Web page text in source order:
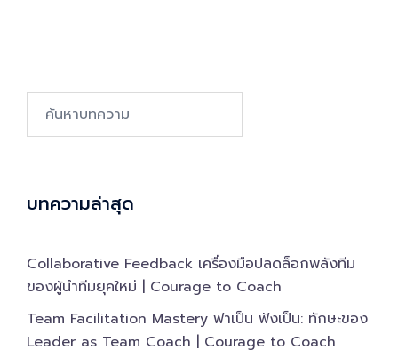
Search…
บทความล่าสุด
Collaborative Feedback เครื่องมือปลดล็อกพลังทีม
ของผู้นำทีมยุคใหม่ | Courage to Coach
Team Facilitation Mastery ฟาเป็น ฟังเป็น: ทักษะของ
Leader as Team Coach | Courage to Coach